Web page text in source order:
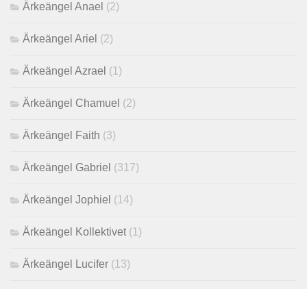
Ärkeängel Anael (2)
Ärkeängel Ariel (2)
Ärkeängel Azrael (1)
Ärkeängel Chamuel (2)
Ärkeängel Faith (3)
Ärkeängel Gabriel (317)
Ärkeängel Jophiel (14)
Ärkeängel Kollektivet (1)
Ärkeängel Lucifer (13)